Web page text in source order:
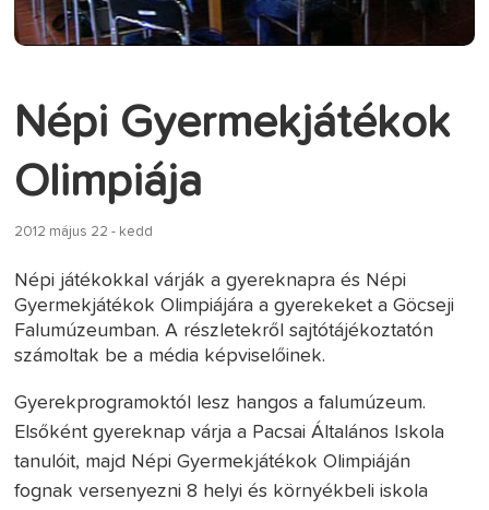
Népi Gyermekjátékok
Olimpiája
2012 május 22 - kedd
Népi játékokkal várják a gyereknapra és Népi
Gyermekjátékok Olimpiájára a gyerekeket a Göcseji
Falumúzeumban. A részletekről sajtótájékoztatón
számoltak be a média képviselőinek.
Gyerekprogramoktól lesz hangos a falumúzeum.
Elsőként gyereknap várja a Pacsai Általános Iskola
tanulóit, majd Népi Gyermekjátékok Olimpiáján
fognak versenyezni 8 helyi és környékbeli iskola